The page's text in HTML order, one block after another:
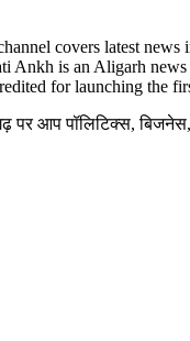
covers latest
is an Aligarh
for launching the
आप पॉलिटिक्स,